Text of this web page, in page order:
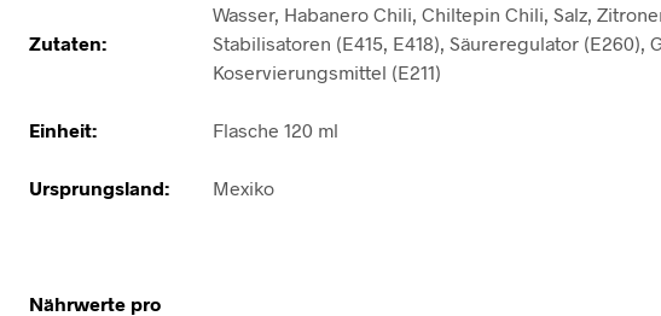
Zutaten:
Wasser, Habanero Chili, Chiltepin Chili, Salz,
Stabilisatoren (E415, E418), Säureregulator (E260),
Koservierungsmittel (E211)
Einheit: Flasche 120 ml
Ursprungsland: Mexiko
Nährwerte pro